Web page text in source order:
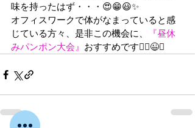
味を持ったはず・・・😍😁😃✨
オフィスワークで体がなまっていると感
じている方々、是非この機会に、
『昼休
みパンポン大会』 おすすめです🏃‍♀️😉✨